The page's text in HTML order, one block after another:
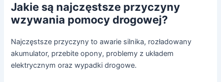
Jakie są najczęstsze przyczyny
wzywania pomocy drogowej?
Najczęstsze przyczyny to awarie silnika, rozładowany
akumulator, przebite opony, problemy z układem
elektrycznym oraz wypadki drogowe.